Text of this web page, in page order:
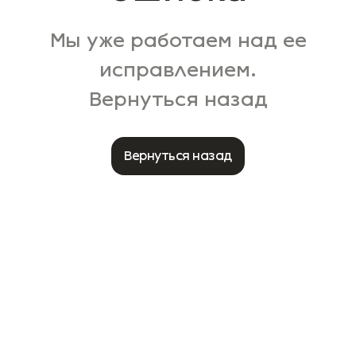
Мы уже работаем над ее
исправлением.
Вернуться назад
Вернуться назад